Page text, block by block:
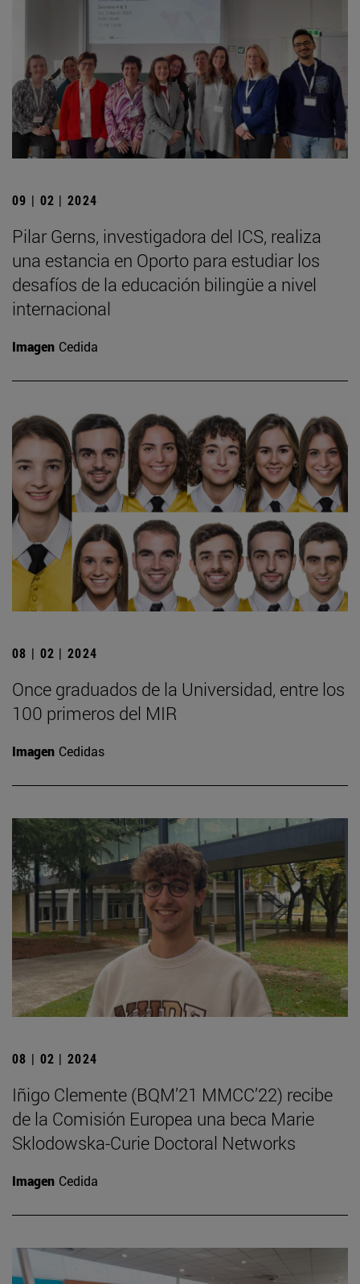
09 | 02 | 2024
Pilar Gerns, investigadora del ICS, realiza
una estancia en Oporto para estudiar los
desafíos de la educación bilingüe a nivel
internacional
Imagen Cedida
08 | 02 | 2024
Once graduados de la Universidad, entre los
100 primeros del MIR
Imagen Cedidas
08 | 02 | 2024
Iñigo Clemente (BQM’21 MMCC’22) recibe
de la Comisión Europea una beca Marie
Sklodowska-Curie Doctoral Networks
Imagen Cedida